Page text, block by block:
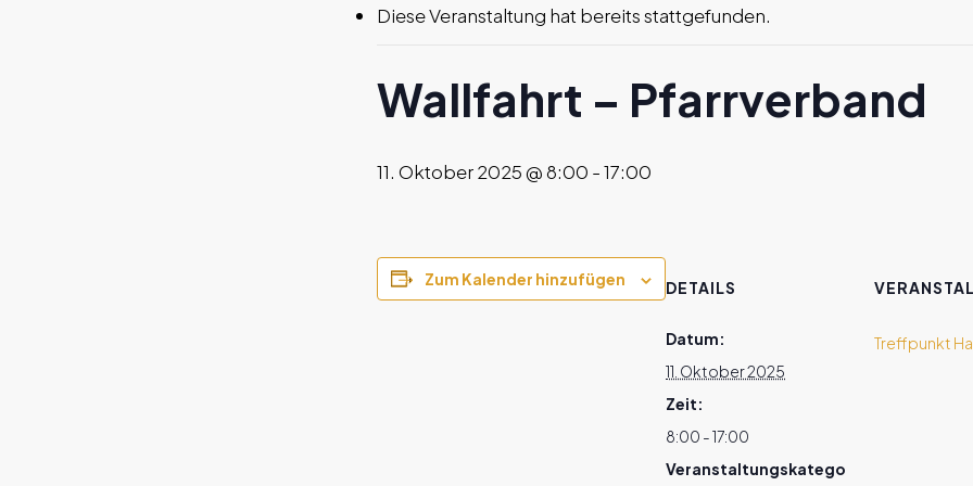
Diese Veranstaltung hat bereits stattgefunden.
Wallfahrt – Pfarrverband
11. Oktober 2025 @ 8:00 -17:00
Zum Kalender hinzufügen DETAILS
Datum:
11. Oktober 2025
Zeit:
8:00 - 17:00
Veranstaltungskatego
Treffpunkt